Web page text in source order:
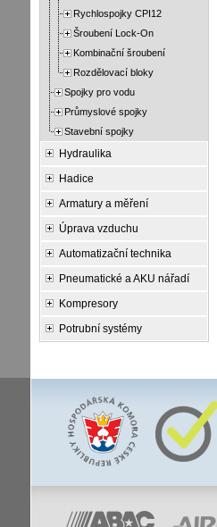
Rychlospojky CPI12
Šroubení Lock-On
Kombinační šroubení
Rozdělovací bloky
Spojky pro vodu
Průmyslové spojky
Stavební spojky
Hydraulika
Hadice
Armatury a měření
Úprava vzduchu
Automatizační technika
Pneumatické a AKU nářadí
Kompresory
Potrubní systémy